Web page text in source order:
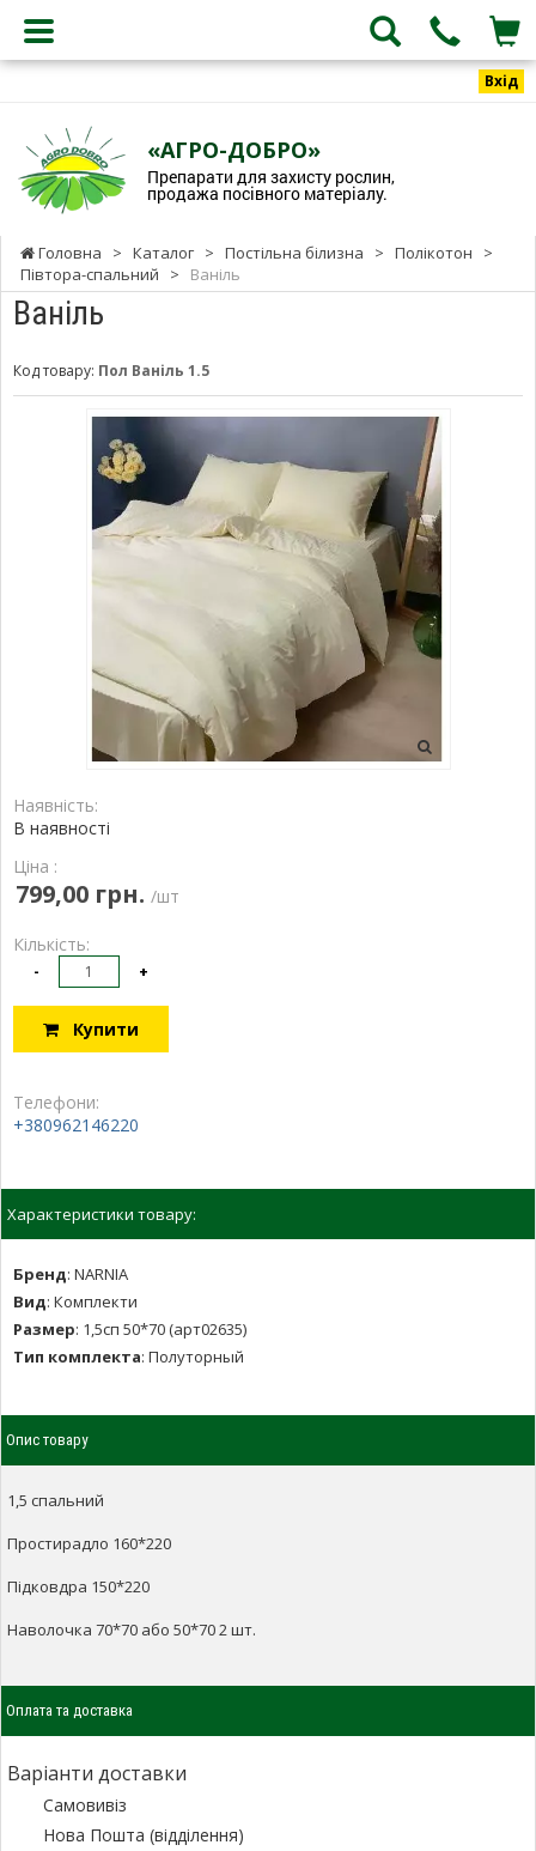
Вхід
«АГРО-ДОБРО»
Препарати для захисту рослин,
продажа посівного матеріалу.
Головна > Каталог > Постільна білизна > Полікотон
>
Півтора-спальний
> Ваніль
Ваніль
Код товару: Пол Ваніль 1.5
Наявність:
В наявності
Ціна :
799,00 грн. /шт
Кількість:
- +
Купити
Телефони:
+380962146220
Характеристики товару:
Бренд: NARNIA
Вид: Комплекти
Размер: 1,5сп 50*70 (арт02635)
Тип комплекта: Полуторный
Опис товару
1,5 спальний
Простирадло 160*220
Підковдра 150*220
Наволочка 70*70 або 50*70 2 шт.
Оплата та доставка
Варіанти доставки
Самовивіз
Нова Пошта (відділення)